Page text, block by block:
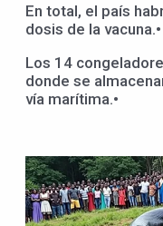
En total, el país
dosis de la vacuna.•
Los 14
donde se
vía marítima.•